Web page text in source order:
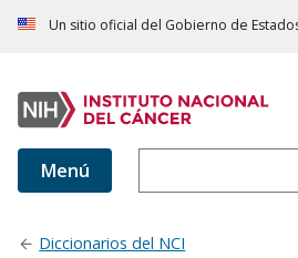
Un sitio oficial del Gobierno de
Menú
Diccionarios del NCI